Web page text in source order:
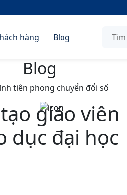
hàng Blog
Blog
tiên phong chuyển đổi số
giáo viên
dục đại học